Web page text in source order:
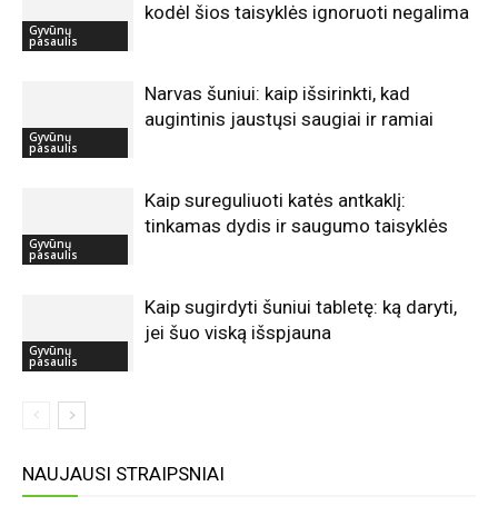
Gyvūnų
pasaulis
kodėl šios taisyklės ignoruoti negalima
Gyvūnų
pasaulis
Narvas šuniui: kaip išsirinkti, kad
augintinis jaustųsi saugiai ir ramiai
Gyvūnų
pasaulis
Kaip sureguliuoti katės antkaklį:
tinkamas dydis ir saugumo taisyklės
Gyvūnų
pasaulis
Kaip sugirdyti šuniui tabletę: ką daryti,
jei šuo viską išspjauna
NAUJAUSI STRAIPSNIAI